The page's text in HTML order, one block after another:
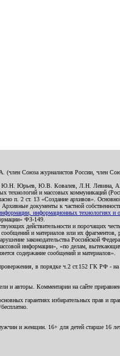
Союза журналистов России, член
Ю.Н. Юрьев, Ю.В. Ковалев, Л.Н.
и массовых коммуникаций
п. 2 ст. 13 «Создание архивов».
документы к частной
информационных технологиях и
ФЗ-149.
действительности и порочащих
и материалов или их
законодательства Российской
информации», «по делам,
содержание сообщений и материалов».
в порядке ч.2 ст.152 ГК РФ - на
и авторы. Комментарии на сайте
гарантиях избирательных прав и
и женщин. 16+ для детей старше 16